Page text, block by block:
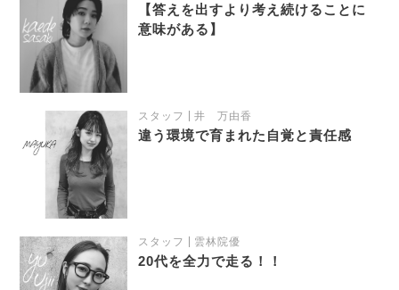
【答えを出すより考え続けることに
意味がある】
スタッフ 井 万由香
違う環境で育まれた自覚と責任感
スタッフ 雲林院優
20代を全力で走る！！